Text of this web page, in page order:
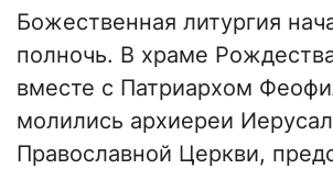
Божественная литургия
полночь. В храме
вместе с Патриархом
молились архиереи
Православной Церкви,